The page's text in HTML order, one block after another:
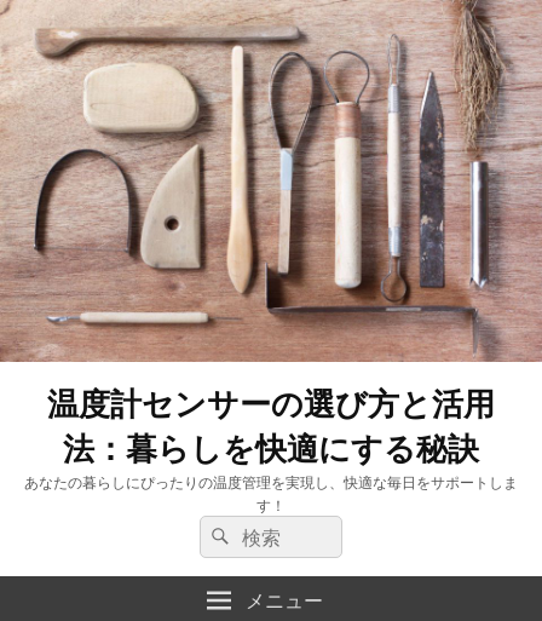
温度計センサーの選び方と活用
法：暮らしを快適にする秘訣
あなたの暮らしにぴったりの温度管理を実現し、快適な毎日をサポートしま
す！
検
索:
検
索
メニュー